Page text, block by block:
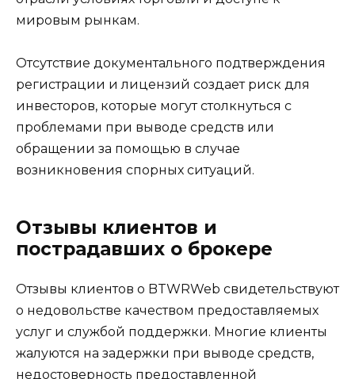
мировым рынкам.
Отсутствие документального подтверждения
регистрации и лицензий создает риск для
инвесторов, которые могут столкнуться с
проблемами при выводе средств или
обращении за помощью в случае
возникновения спорных ситуаций.
Отзывы клиентов и
пострадавших о брокере
Отзывы клиентов о BTWRWeb свидетельствуют
о недовольстве качеством предоставляемых
услуг и службой поддержки. Многие клиенты
жалуются на задержки при выводе средств,
недостоверность предоставленной